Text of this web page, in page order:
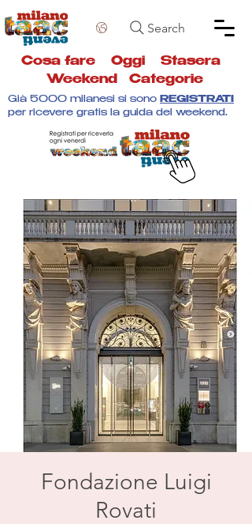
Search
Cosa fare Oggi Stasera
Weekend
Categorie
Già 5000 milanesi si sono REGISTRATI
per ricevere gratis la guida del weekend.
Fondazione Luigi
Rovati